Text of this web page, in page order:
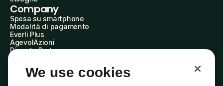
Company
Spesa su smartphone
Modalità di pagamento
Everli Plus
AgevolAzioni
Diventa Partner
Everli Shoppers
About Us
We use cookies